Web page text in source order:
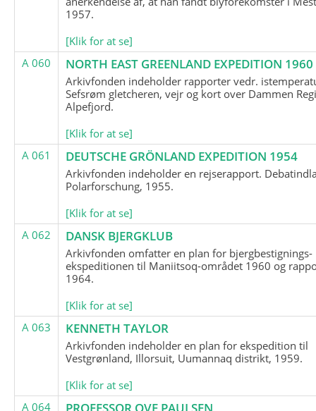
1957.
[Klik for at se]
A 060
NORTH EAST GREENLAND EXPEDITION 1960
Arkivfonden indeholder rapporter vedr.
Sefsrøm gletcheren, vejr og kort over Dammen
Alpefjord.
[Klik for at se]
A 061
DEUTSCHE GRÖNLAND EXPEDITION 1954
Arkivfonden indeholder en rejserapport.
Polarforschung, 1955.
[Klik for at se]
A 062
DANSK BJERGKLUB
Arkivfonden omfatter en plan for bjergbestignings-
ekspeditionen til Maniitsoq-området 1960 og
1964.
[Klik for at se]
A 063
KENNETH TAYLOR
Arkivfonden indeholder en plan for ekspedition til
Vestgrønland, Illorsuit, Uumannaq distrikt, 1959.
[Klik for at se]
A 064
PROFESSOR OVE PAULSEN